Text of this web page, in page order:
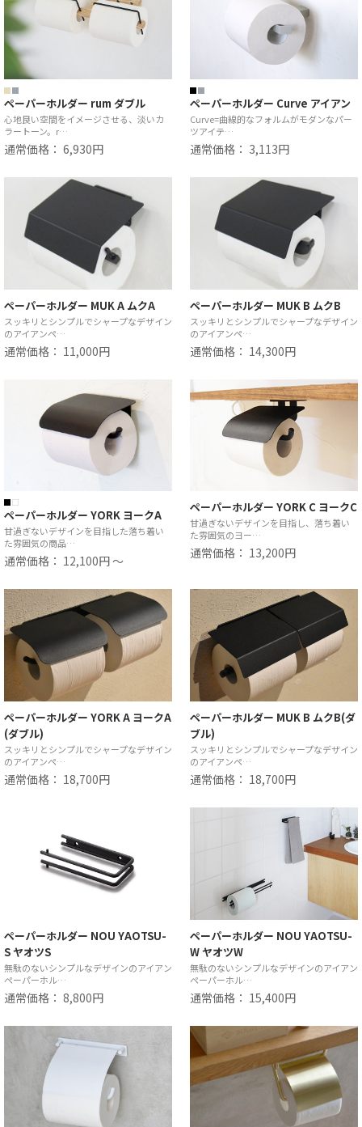
ペーパーホルダー rum ダブル
心地良い空間をイメージさせる、淡いカ
ラートーン。r…
通常価格： 6,930円
ペーパーホルダー Curve アイアン
Curve=曲線的なフォルムがモダンなパー
ツアイテ…
通常価格： 3,113円
ペーパーホルダー MUK A ムクA
スッキリとシンプルでシャープなデザイン
のアイアンペ…
通常価格： 11,000円
ペーパーホルダー MUK B ムクB
スッキリとシンプルでシャープなデザイン
のアイアンペ…
通常価格： 14,300円
ペーパーホルダー YORK ヨークA
甘過ぎないデザインを目指した落ち着い
た雰囲気の商品…
通常価格： 12,100円 ～
ペーパーホルダー YORK C ヨークC
甘過ぎないデザインを目指し、落ち着い
た雰囲気のヨー…
通常価格： 13,200円
ペーパーホルダー YORK A ヨークA
(ダブル)
スッキリとシンプルでシャープなデザイン
のアイアンペ…
通常価格： 18,700円
ペーパーホルダー MUK B ムクB(ダ
ブル)
スッキリとシンプルでシャープなデザイン
のアイアンペ…
通常価格： 18,700円
ペーパーホルダー NOU YAOTSU-
S ヤオツS
無駄のないシンプルなデザインのアイアン
ペーパーホル…
通常価格： 8,800円
ペーパーホルダー NOU YAOTSU-
W ヤオツW
無駄のないシンプルなデザインのアイアン
ペーパーホル…
通常価格： 15,400円